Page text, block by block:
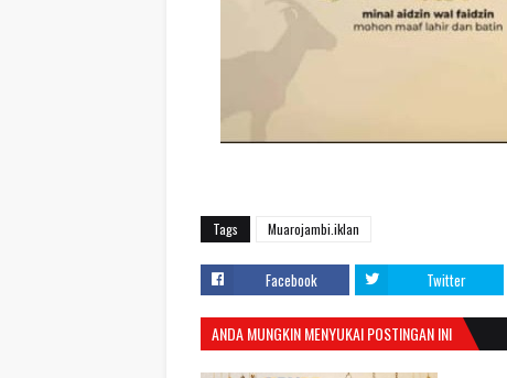
Tags Muarojambi.iklan
Facebook Twitter
ANDA MUNGKIN MENYUKAI POSTINGAN INI